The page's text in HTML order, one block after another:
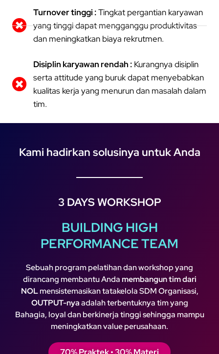
Turnover tinggi :Tingkat pergantian karyawan
yang tinggi dapat mengganggu produktivitas
dan meningkatkan biaya rekrutmen.
Disiplin karyawan rendah :Kurangnya disiplin
serta attitude yang buruk dapat menyebabkan
kualitas kerja yang menurun dan masalah dalam
tim.
Kami hadirkan solusinya untuk Anda
3 DAYS WORKSHOP
BUILDING HIGH
PERFORMANCE TEAM
Sebuah program pelatihan dan workshop yang
dirancang membantu Andamembangun tim dari
NOLmensistemasikan tatakelola SDM Organisasi,
OUTPUT-nyaadalah terbentuknya tim yang
Bahagia, loyal dan berkinerja tinggi sehingga mampu
meningkatkan value perusahaan.